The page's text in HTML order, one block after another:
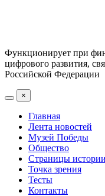
Функционирует при
цифрового развития,
Российской Федерации
×
Главная
Лента новостей
Музей Победы
Общество
Страницы истории
Точка зрения
Тесты
Контакты